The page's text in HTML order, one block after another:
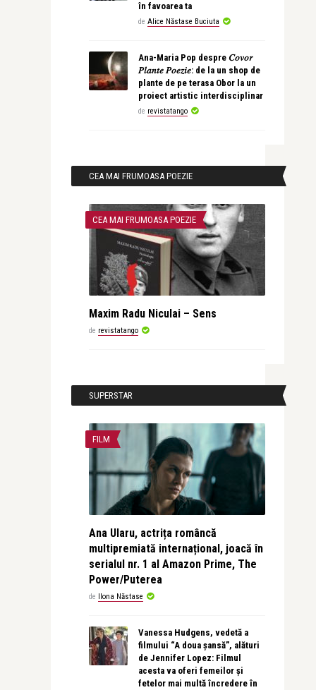
în favoarea ta
de Alice Năstase Buciuta
Ana-Maria Pop despre 𝐶𝑜𝑣𝑜𝑟
𝑃𝑙𝑎𝑛𝑡𝑒 𝑃𝑜𝑒𝑧𝑖𝑒: de la un shop de
plante de pe terasa Obor la un
proiect artistic interdisciplinar
de revistatango
CEA MAI FRUMOASA POEZIE
CEA MAI FRUMOASA POEZIE
Maxim Radu Niculai – Sens
de revistatango
SUPERSTAR
FILM
Ana Ularu, actrița româncă
multipremiată internațional, joacă în
serialul nr. 1 al Amazon Prime, The
Power/Puterea
de Ilona Năstase
Vanessa Hudgens, vedetă a
filmului “A doua șansă”, alături
de Jennifer Lopez: Filmul
acesta va oferi femeilor și
fetelor mai multă încredere în